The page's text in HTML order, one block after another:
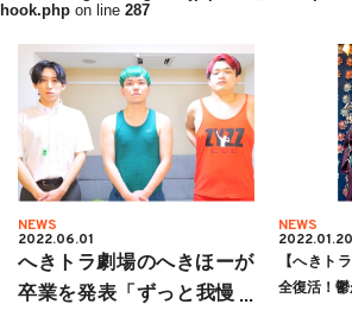
hook.php on line 287
NEWS
2022.06.01
へきトラ劇場のへきほーが
卒業を発表「ずっと我慢し
NEWS
2022.01.20
【へきト
全復活！